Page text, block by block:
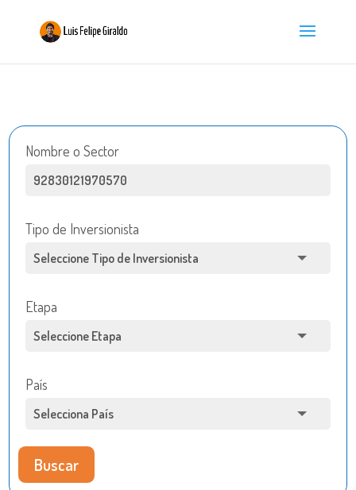
Nombre o Sector
Tipo de Inversionista
Etapa
País
Buscar